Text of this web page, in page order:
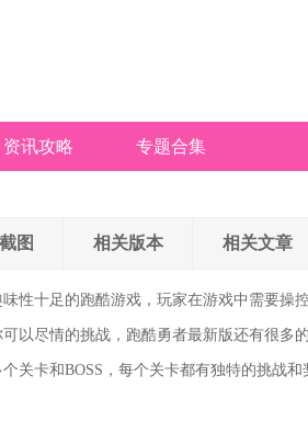
资讯攻略 专题合集
图 相关版本 相关文章
性十足的跑酷游戏，玩家在游戏中需要操
以尽情的挑战，跑酷勇者最新版还有很多
关卡和BOSS，每个关卡都有独特的挑战